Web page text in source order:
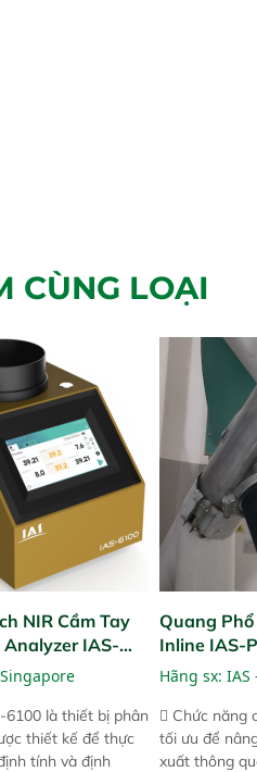
CÙNG LOẠI
NIR Cầm Tay
Analyzer IAS-
6100 là thiết bị phân
thiết kế để thực
tính và định
Quang
Inline IAS-
NIR
Hãng sx: IAS
 Chức năng
tối ưu để
xuất thông